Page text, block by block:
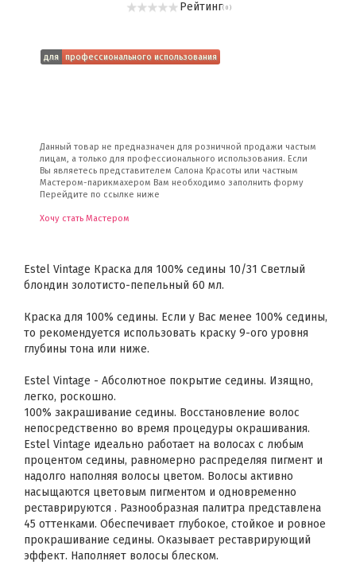
Рейтинг( 0 )
для профессионального использования
Данный товар не предназначен для розничной продажи частым
лицам, а только для профессионального использования. Если
Вы являетесь представителем Салона Красоты или частным
Мастером-парикмахером Вам необходимо заполнить форму
Перейдите по ссылке ниже
Хочу стать Мастером
Estel Vintage Краска для 100% седины 10/31 Светлый
блондин золотисто-пепельный 60 мл.
Краска для 100% седины. Если у Вас менее 100% седины,
то рекомендуется использовать краску 9-ого уровня
глубины тона или ниже.
Estel Vintage - Абсолютное покрытие седины. Изящно,
легко, роскошно.
100% закрашивание седины. Восстановление волос
непосредственно во время процедуры окрашивания.
Estel Vintage идеально работает на волосах с любым
процентом седины, равномерно распределяя пигмент и
надолго наполняя волосы цветом. Волосы активно
насыщаются цветовым пигментом и одновременно
реставрируются . Разнообразная палитра представлена
45 оттенками. Обеспечивает глубокое, стойкое и ровное
прокрашивание седины. Оказывает реставрирующий
эффект. Наполняет волосы блеском.